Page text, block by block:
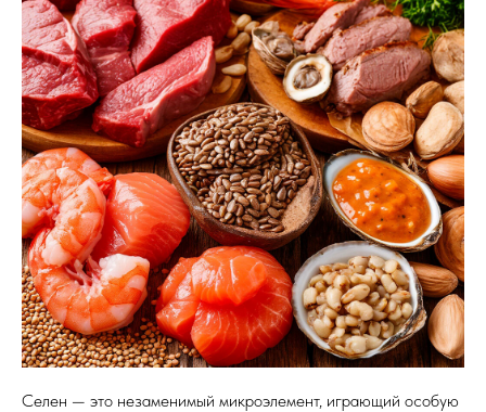
Селен — это незаменимый микроэлемент, играющий особую